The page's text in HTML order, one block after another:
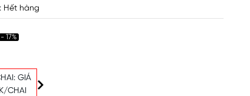
Hết hàng
- 17%
GIÁ
CHAI